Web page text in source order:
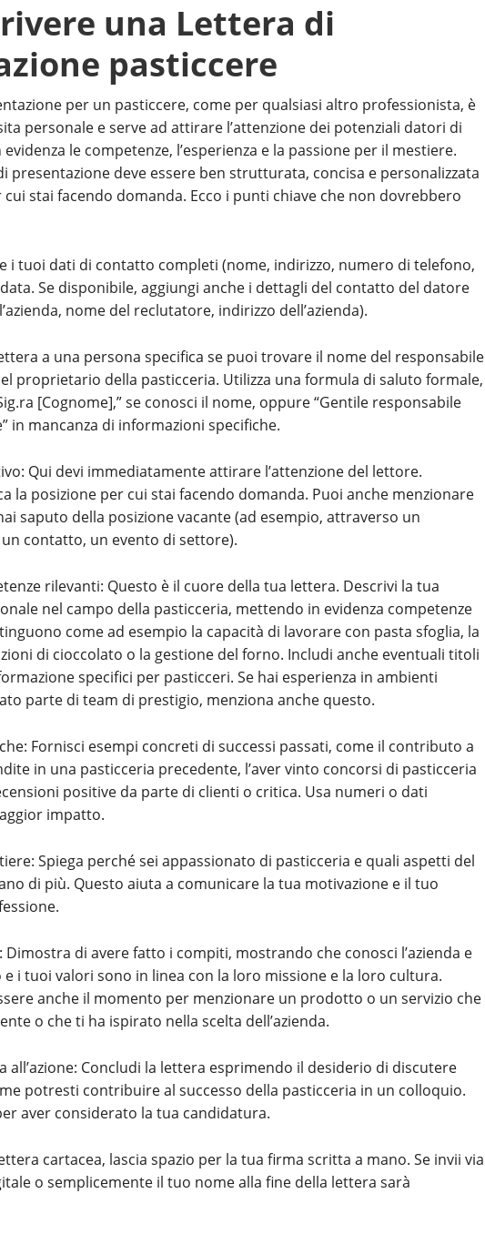
una Lettera di
pasticcere
per un pasticcere, come per qualsiasi altro professionista, è
personale e serve ad attirare l’attenzione dei potenziali datori di
le competenze, l’esperienza e la passione per il mestiere.
presentazione deve essere ben strutturata, concisa e personalizzata
stai facendo domanda. Ecco i punti chiave che non dovrebbero
i tuoi dati di contatto completi (nome, indirizzo, numero di telefono,
Se disponibile, aggiungi anche i dettagli del contatto del datore
nome del reclutatore, indirizzo dell’azienda).
a una persona specifica se puoi trovare il nome del responsabile
proprietario della pasticceria. Utilizza una formula di saluto formale,
[Cognome],” se conosci il nome, oppure “Gentile responsabile
in mancanza di informazioni specifiche.
Qui devi immediatamente attirare l’attenzione del lettore.
la posizione per cui stai facendo domanda. Puoi anche menzionare
saputo della posizione vacante (ad esempio, attraverso un
contatto, un evento di settore).
rilevanti: Questo è il cuore della tua lettera. Descrivi la tua
nel campo della pasticceria, mettendo in evidenza competenze
come ad esempio la capacità di lavorare con pasta sfoglia, la
di cioccolato o la gestione del forno. Includi anche eventuali titoli
specifici per pasticceri. Se hai esperienza in ambienti
parte di team di prestigio, menziona anche questo.
Fornisci esempi concreti di successi passati, come il contributo a
in una pasticceria precedente, l’aver vinto concorsi di pasticceria
positive da parte di clienti o critica. Usa numeri o dati
impatto.
Spiega perché sei appassionato di pasticceria e quali aspetti del
di più. Questo aiuta a comunicare la tua motivazione e il tuo
Dimostra di avere fatto i compiti, mostrando che conosci l’azienda e
i tuoi valori sono in linea con la loro missione e la loro cultura.
anche il momento per menzionare un prodotto o un servizio che
o che ti ha ispirato nella scelta dell’azienda.
all’azione: Concludi la lettera esprimendo il desiderio di discutere
potresti contribuire al successo della pasticceria in un colloquio.
aver considerato la tua candidatura.
cartacea, lascia spazio per la tua firma scritta a mano. Se invii via
o semplicemente il tuo nome alla fine della lettera sarà